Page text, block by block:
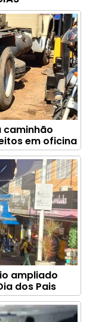
caminhão
em oficina
ampliado
dos Pais